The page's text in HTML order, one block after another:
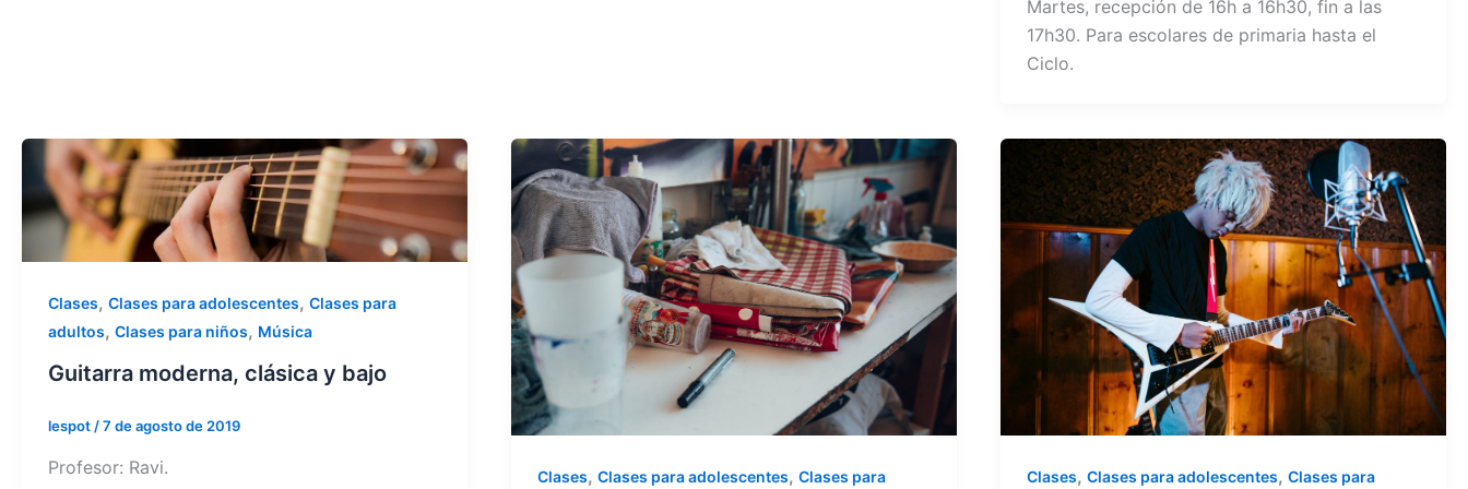
Martes, recepción de 16h a 16h30, fin a las
17h30. Para escolares de primaria hasta el
Ciclo.
Clases, Clases para adolescentes, Clases para
adultos, Clases para niños, Música
Guitarra moderna, clásica y bajo
lespot /7 de agosto de 2019
Profesor: Ravi.
Clases, Clases para adolescentes, Clases para Clases, Clases para adolescentes, Clases para